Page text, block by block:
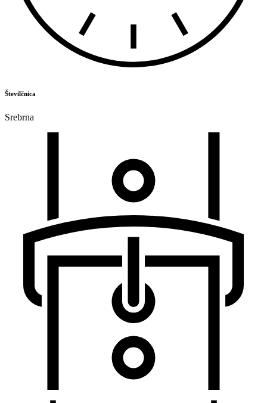
Številčnica
Srebrna